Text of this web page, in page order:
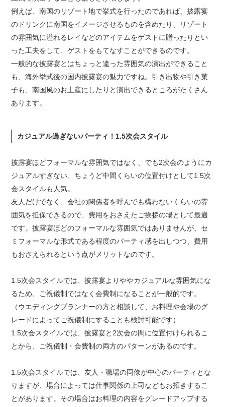
例えば、南国のリゾート地で挙式を行ったのであれば、披露宴
のドリンクに南国をイメージさせるものを含めたり、リゾート
の雰囲気に溢れるレイなどのアイテムをゲストに贈ったりとい
った工夫をして、ゲストをもてなすことができるのです。
一般的な披露宴とはちょっと違った雰囲気の演出ができること
も、海外挙式後の国内披露宴の魅力ですね。引き出物や引き菓
子も、南国風のお土産にしたりと演出できるところがたくさん
あります。
カジュアル過ぎないパーティ！1.5次会スタイル
披露宴ほどフォーマルな雰囲気ではなく、でも2次会のようにカ
ジュアルすぎない、ちょうど中間くらいの位置付けとして1.5次
会スタイルも人気。
友人だけでなく、会社の関係者を呼んでも構わないくらいの雰
囲気を担保できるので、費用をおさえたご挨拶の場として最適
です。披露宴ほどのフォーマルな雰囲気ではありませんが、セ
ミフォーマルな形式である程度のパーティ感を出しつつ、費用
もおさえられるという点がメリットなのです。
1.5次会スタイルでは、披露宴よりややカジュアルな雰囲気にな
るため、ご祝儀制ではなく会費制になることが一般的です。
（ウエディングプランナーの方と相談して、お料理や会場のグ
レードによってご祝儀制にすることも検討可能です）
1.5次会スタイルでは、披露宴と2次会の間に位置付けられるこ
とから、ご祝儀制・会費制の両方のパターンがあるのです。
1.5次会スタイルでは、友人・職場の同僚が中心のパーティとな
りますが、場合によっては仕事関係の上司などもお招きするこ
とがあります。その場合はお料理の内容をグレードアップする